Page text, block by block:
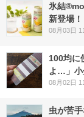
氷結
新登場！
08月03日
100均に
よ…」小
08月02日
虫が苦